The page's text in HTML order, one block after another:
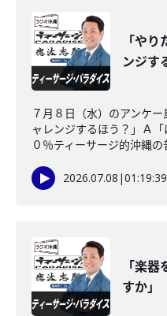
「や
ンジす
７月８日（水）のアンケ
ャレンジするほう？」Ａ
０％ティーサージ的沖縄
2026.07.08 |01:19:39
「楽
すか」